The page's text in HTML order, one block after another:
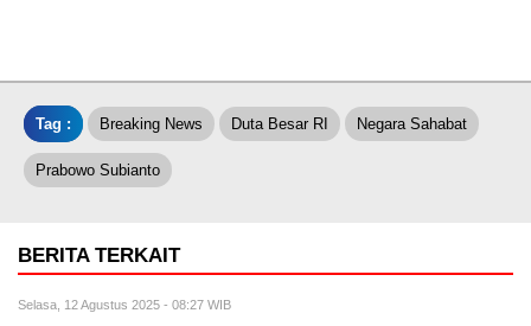
Tag : Breaking News Duta Besar RI Negara Sahabat
Prabowo Subianto
BERITA TERKAIT
Selasa, 12 Agustus 2025 - 08:27 WIB